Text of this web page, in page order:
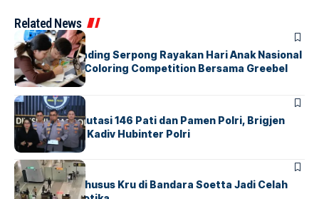
Related News
BERITAINDEX
Atria Hotel Gading Serpong Rayakan Hari Anak Nasional
Lewat Family Coloring Competition Bersama Greebel
Indonesia
BERITA
Mabes Polri Mutasi 146 Pati dan Pamen Polri, Brigjen
Untung Jabat Kadiv Hubinter Polri
BANDARABERITA
Ketika Jalur Khusus Kru di Bandara Soetta Jadi Celah